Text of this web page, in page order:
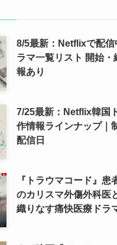
8/5最新：Netflixで配信
ラマ一覧リスト 開始・
報あり
7/25最新：Netflix韓国
作情報ラインナップ｜
配信日
『トラウマコード』患
のカリスマ外傷外科医
織りなす痛快医療ドラ